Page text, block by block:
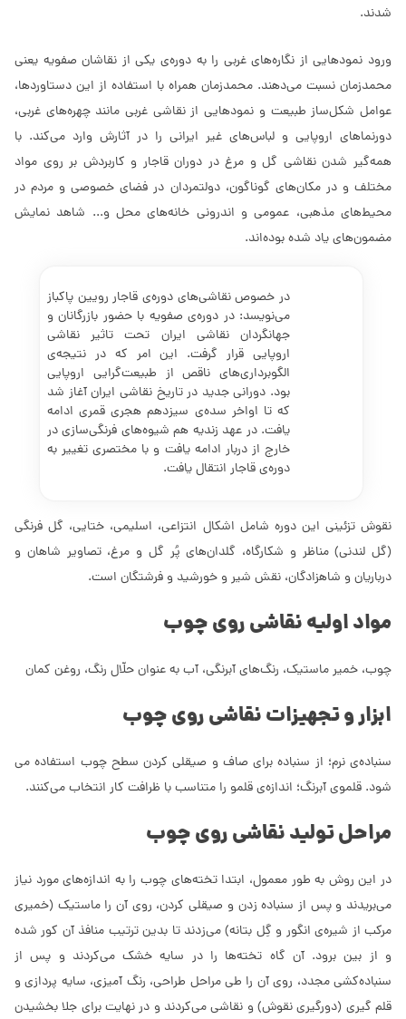
شدند.
ورود نمودهایی از نگاره‌های غربی را به دوره‌ی یکی از نقاشان صفویه یعنی
محمدزمان نسبت می‌دهند. محمد‌زمان همراه با استفاده از این دستاورد‌ها،
عوامل شکل‌ساز طبیعت و نمودهایی از نقاشی غربی مانند چهره‌های غربی،
دورنما‌های اروپایی و لباس‌های غیر ایرانی را در آثارش وارد می‌کند. با
همه‌گیر شدن نقاشی گل و مرغ در دوران قاجار و کاربردش بر روی مواد
مختلف و در مکان‌های گوناگون، دولتمردان در فضای خصوصی و مردم در
محیط‌های مذهبی، عمومی و اندرونی خانه‌های محل و... شاهد نمایش
مضمون‌های یاد شده بوده‌اند.
در خصوص نقاشی‌های دوره‌ی قاجار رویین پاکباز
می‌نویسد: در دوره‌ی صفویه با حضور بازرگانان و
جهانگردان نقاشی ایران تحت تاثیر نقاشی
اروپایی قرار گرفت. این امر که در نتیجه‌ی
الگوبرداری‌های ناقص از طبیعت‌گرایی اروپایی
بود. دورانی جدید در تاریخ نقاشی ایران آغاز شد
که تا اواخر سده‌ی سیزدهم هجری قمری ادامه
یافت. در عهد زندیه هم شیوه‌های فرنگی‌سازی در
خارج از دربار ادامه یافت و با مختصری تغییر به
دوره‌ی قاجار انتقال یافت.
نقوش تزئینی این دوره شامل اشکال انتزاعی، اسلیمی، ختایی، گل فرنگی
(گل لندنی) مناظر و شکارگاه، گلدان‌های پُر گل و مرغ، تصاویر شاهان و
درباریان و شاهزادگان، نقش شیر و خورشید و فرشتگان است.
مواد اولیه نقاشی روی چوب
چوب، خمیر ماستیک، رنگ‌های آبرنگی، آب به عنوان حلّال رنگ، روغن کمان
ابزار و تجهیزات نقاشی روی چوب
سنباده‌ی نرم؛ از سنباده برای صاف و صیقلی کردن سطح چوب استفاده می
شود. قلموی آبرنگ؛ اندازه‌ی قلمو را متناسب با ظرافت کار انتخاب می‌کنند.
مراحل تولید نقاشی روی چوب
در این روش به طور معمول، ابتدا تخته‌های چوب را به اندازه‌های مورد نیاز
می‌بریدند و پس از سنباده زدن و صیقلی کردن، روی آن را ماستیک (خمیری
مرکب از شیره‌ی انگور و گِل بتانه) می‌زدند تا بدین ترتیب منافذ آن کور شده
و از بین برود. آن گاه تخته‌ها را در سایه خشک می‌کردند و پس از
سنباده‌کشی مجدد، روی آن را طی مراحل طراحی، رنگ آمیزی، سایه پردازی و
قلم گیری (دورگیری نقوش) و نقاشی می‌کردند و در نهایت برای جلا بخشیدن